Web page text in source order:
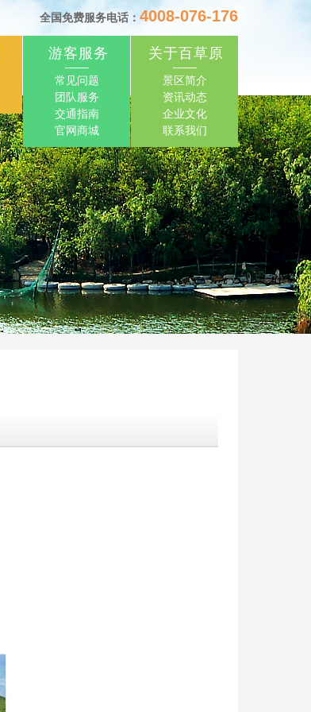
全国免费服务电话： 4008-076-176
游客服务
常见问题
团队服务
交通指南
官网商城
关于百草原
景区简介
资讯动态
企业文化
联系我们